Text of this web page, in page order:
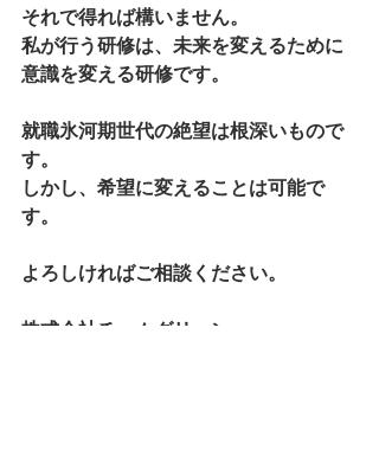
それで得れば構いません。
私が行う研修は、未来を変えるために
意識を変える研修です。
就職氷河期世代の絶望は根深いもので
す。
しかし、希望に変えることは可能で
す。
よろしければご相談ください。
株式会社チームグリーン